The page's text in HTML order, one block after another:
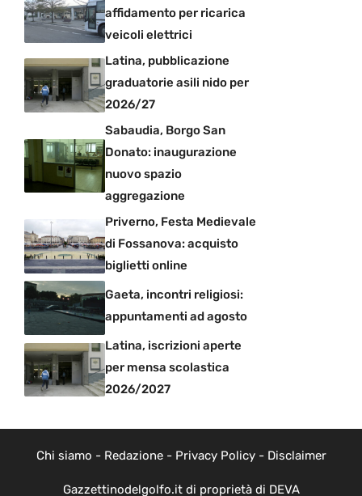
affidamento per ricarica
veicoli elettrici
Latina, pubblicazione
graduatorie asili nido per
2026/27
Sabaudia, Borgo San
Donato: inaugurazione
nuovo spazio
aggregazione
Priverno, Festa Medievale
di Fossanova: acquisto
biglietti online
Gaeta, incontri religiosi:
appuntamenti ad agosto
Latina, iscrizioni aperte
per mensa scolastica
2026/2027
Chi siamo - Redazione- Privacy Policy- Disclaimer
Gazzettinodelgolfo.it di proprietà di DEVA